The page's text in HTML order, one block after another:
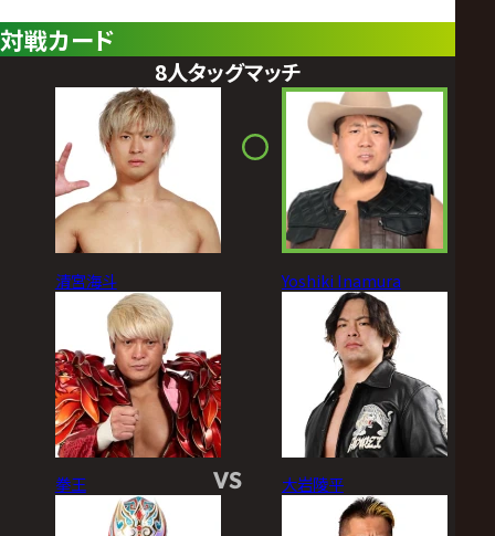
対戦カード
8人タッグマッチ
清宮海斗
拳王 VS
Yoshiki Inamura
大岩陵平